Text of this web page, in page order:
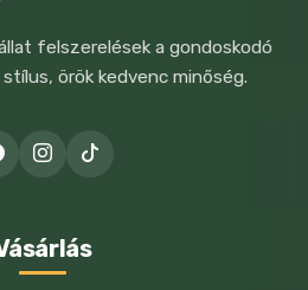
felszerelések a gondoskodó
örök kedvenc minőség.